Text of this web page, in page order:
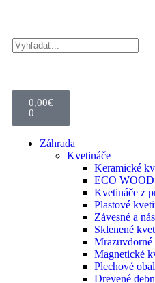
0,00€
0
Záhrada
Kvetináče
Keramické
ECO WOOD
Kvetináče z
Plastové
Závesné a
Sklenené
Mrazuvdorné
Magnetické
Plechové
Drevené